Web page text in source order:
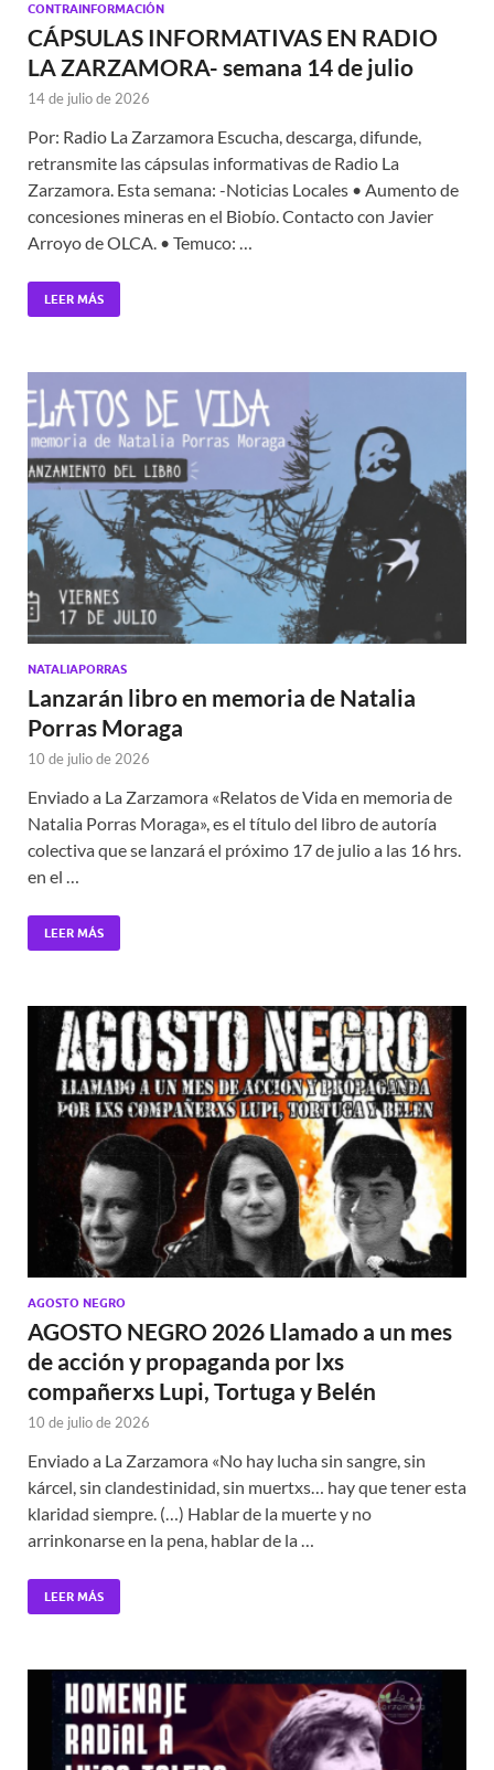
CONTRAINFORMACIÓN
CÁPSULAS INFORMATIVAS EN RADIO
LA ZARZAMORA- semana 14 de julio
14 de julio de 2026
Por: Radio La Zarzamora Escucha, descarga, difunde,
retransmite las cápsulas informativas de Radio La
Zarzamora. Esta semana: -Noticias Locales • Aumento de
concesiones mineras en el Biobío. Contacto con Javier
Arroyo de OLCA. • Temuco: …
LEER MÁS
NATALIAPORRAS
Lanzarán libro en memoria de Natalia
Porras Moraga
10 de julio de 2026
Enviado a La Zarzamora «Relatos de Vida en memoria de
Natalia Porras Moraga», es el título del libro de autoría
colectiva que se lanzará el próximo 17 de julio a las 16 hrs.
en el …
LEER MÁS
AGOSTO NEGRO
AGOSTO NEGRO 2026 Llamado a un mes
de acción y propaganda por lxs
compañerxs Lupi, Tortuga y Belén
10 de julio de 2026
Enviado a La Zarzamora «No hay lucha sin sangre, sin
kárcel, sin clandestinidad, sin muertxs… hay que tener esta
klaridad siempre. (…) Hablar de la muerte y no
arrinkonarse en la pena, hablar de la …
LEER MÁS